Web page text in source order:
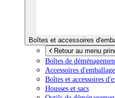
Boîtes et accessoires
Retour au menu
Boîtes de
Accessoires d'emballage
Boîtes et accessoires
Housses et sacs